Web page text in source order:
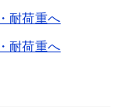
耐荷重へ
耐荷重へ